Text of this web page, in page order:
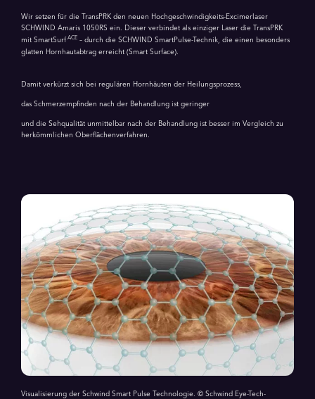
Wir setzen für die TransPRK den neuen Hochgeschwindigkeits-Excimerlaser
SCHWIND Amaris 1050RS ein. Dieser verbindet als einziger Laser die TransPRK
mit SmartSurf ACE – durch die SCHWIND SmartPulse-Technik, die einen besonders
glatten Hornhautabtrag erreicht (Smart Surface).
Damit verkürzt sich bei regulären Hornhäuten der Heilungsprozess,
das Schmerzempfinden nach der Behandlung ist geringer
und die Sehqualität unmittelbar nach der Behandlung ist besser im Vergleich zu
herkömmlichen Oberflächenverfahren.
Visualisierung der Schwind Smart Pulse Technologie. © Schwind Eye-Tech-